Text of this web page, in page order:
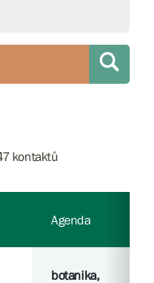
kontaktů
Agenda
botanika,